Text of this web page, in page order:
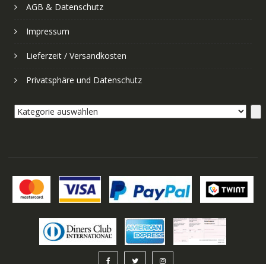
AGB & Datenschutz
Impressum
Lieferzeit / Versandkosten
Privatsphäre und Datenschutz
Kategorie